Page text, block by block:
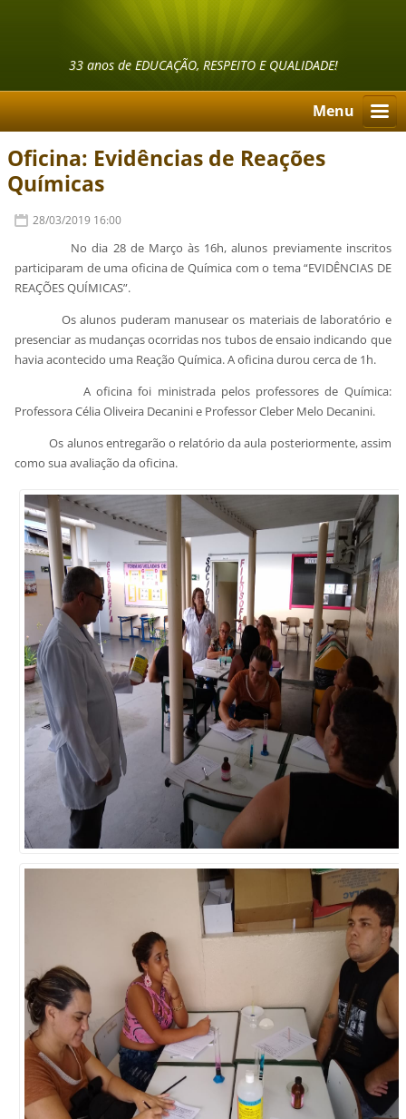
33 anos de EDUCAÇÃO, RESPEITO E QUALIDADE!
Menu
Oficina: Evidências de Reações
Químicas
28/03/2019 16:00
No dia 28 de Março às 16h, alunos previamente inscritos
participaram de uma oficina de Química com o tema “EVIDÊNCIAS DE
REAÇÕES QUÍMICAS”.
Os alunos puderam manusear os materiais de laboratório e
presenciar as mudanças ocorridas nos tubos de ensaio indicando que
havia acontecido uma Reação Química. A oficina durou cerca de 1h.
A oficina foi ministrada pelos professores de Química:
Professora Célia Oliveira Decanini e Professor Cleber Melo Decanini.
Os alunos entregarão o relatório da aula posteriormente, assim
como sua avaliação da oficina.